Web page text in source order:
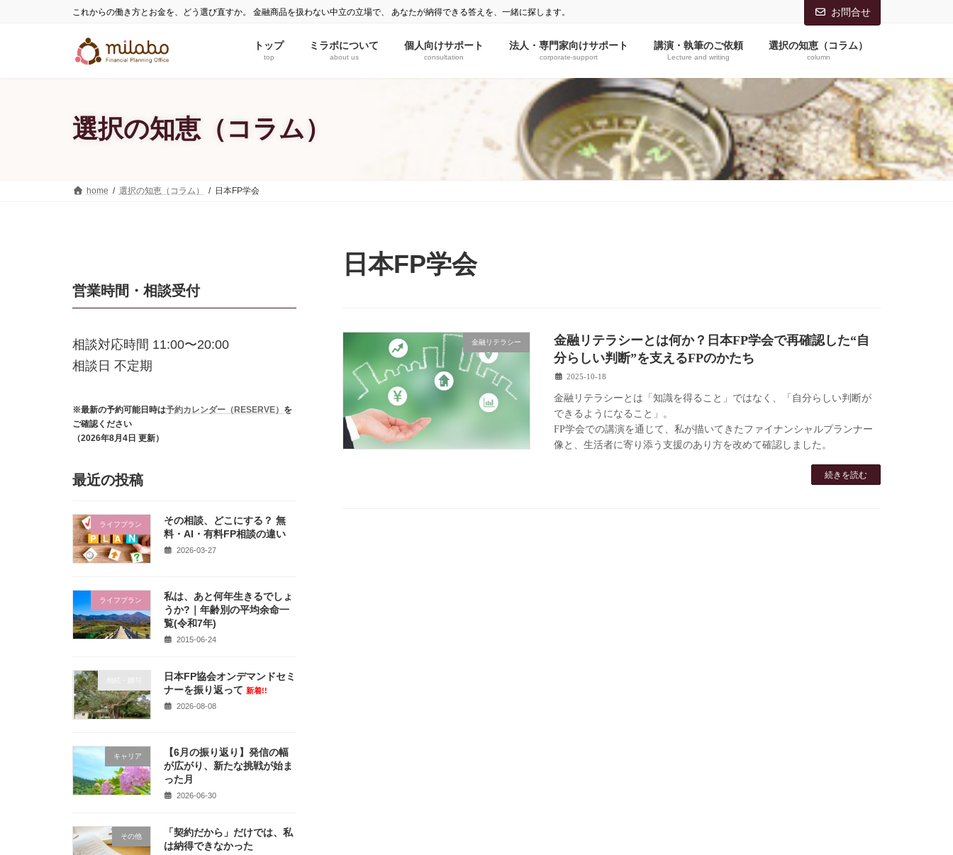
これからの働き方とお金を、どう選び直すか。 金融商品を扱わない中立の立場で、 あなたが納得できる答えを、一緒に探します。 お問合せ
トップ
top
ミラボについて
about us
個人向けサポート
consultation
法人・専門家向けサポート
corporate-support
講演・執筆のご依頼
Lecture and writing
選択の知恵（コラム）
column
選択の知恵（コラム）
home 選択の知恵（コラム） 日本FP学会
日本FP学会
金融リテラシー
金融リテラシーとは何か？日本FP学会で再確認した“自
分らしい判断”を支えるFPのかたち
2025-10-18
金融リテラシーとは「知識を得ること」ではなく、「自分らしい判断が
できるようになること」。
FP学会での講演を通じて、私が描いてきたファイナンシャルプランナー
像と、生活者に寄り添う支援のあり方を改めて確認しました。
続きを読む
営業時間・相談受付
相談対応時間 11:00〜20:00
相談日 不定期
※最新の予約可能日時は予約カレンダー（RESERVE） を
ご確認ください
（2026年8月4日 更新）
最近の投稿
ライフプラン
その相談、どこにする？ 無
料・AI・有料FP相談の違い
2026-03-27
ライフプラン
私は、あと何年生きるでしょ
うか?｜年齢別の平均余命一
覧(令和7年)
2015-06-24
日本FP協会オンデマンドセミ
ナーを振り返って 新着!!
2026-08-08
キャリア
【6月の振り返り】発信の幅
が広がり、新たな挑戦が始ま
った月
2026-06-30
その他
「契約だから」だけでは、私
は納得できなかった